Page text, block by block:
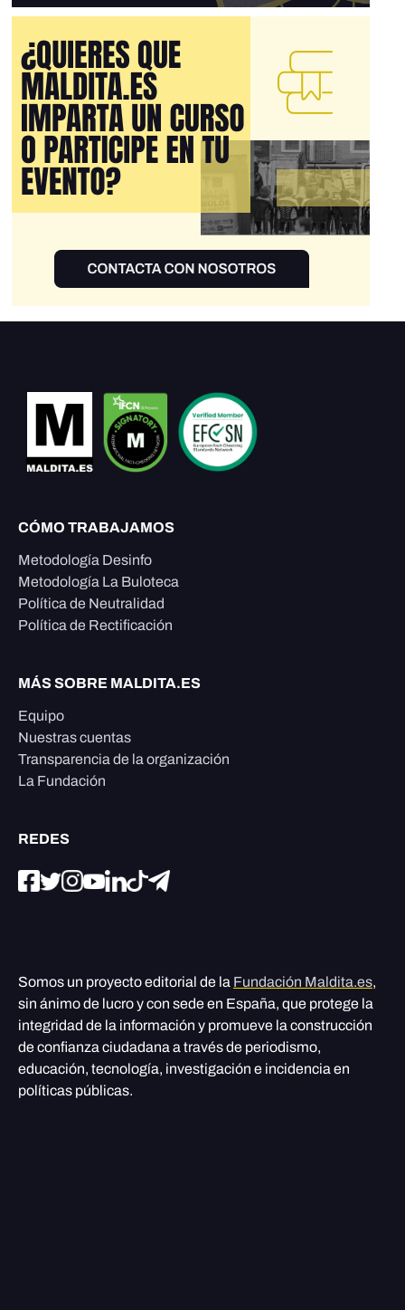
CÓMO TRABAJAMOS
Metodología Desinfo
Metodología La Buloteca
Política de Neutralidad
Política de Rectificación
MÁS SOBRE MALDITA.ES
Equipo
Nuestras cuentas
Transparencia de la organización
La Fundación
REDES
Somos un proyecto editorial de la Fundación Maldita.es,
sin ánimo de lucro y con sede en España, que protege la
integridad de la información y promueve la construcción
de confianza ciudadana a través de periodismo,
educación, tecnología, investigación e incidencia en
políticas públicas.